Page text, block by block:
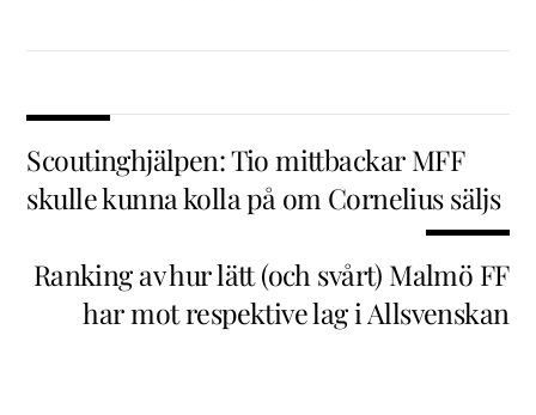
Scoutinghjälpen: Tio mittbackar MFF
skulle kunna kolla på om Cornelius säljs
Ranking av hur lätt (och svårt) Malmö FF
har mot respektive lag i Allsvenskan